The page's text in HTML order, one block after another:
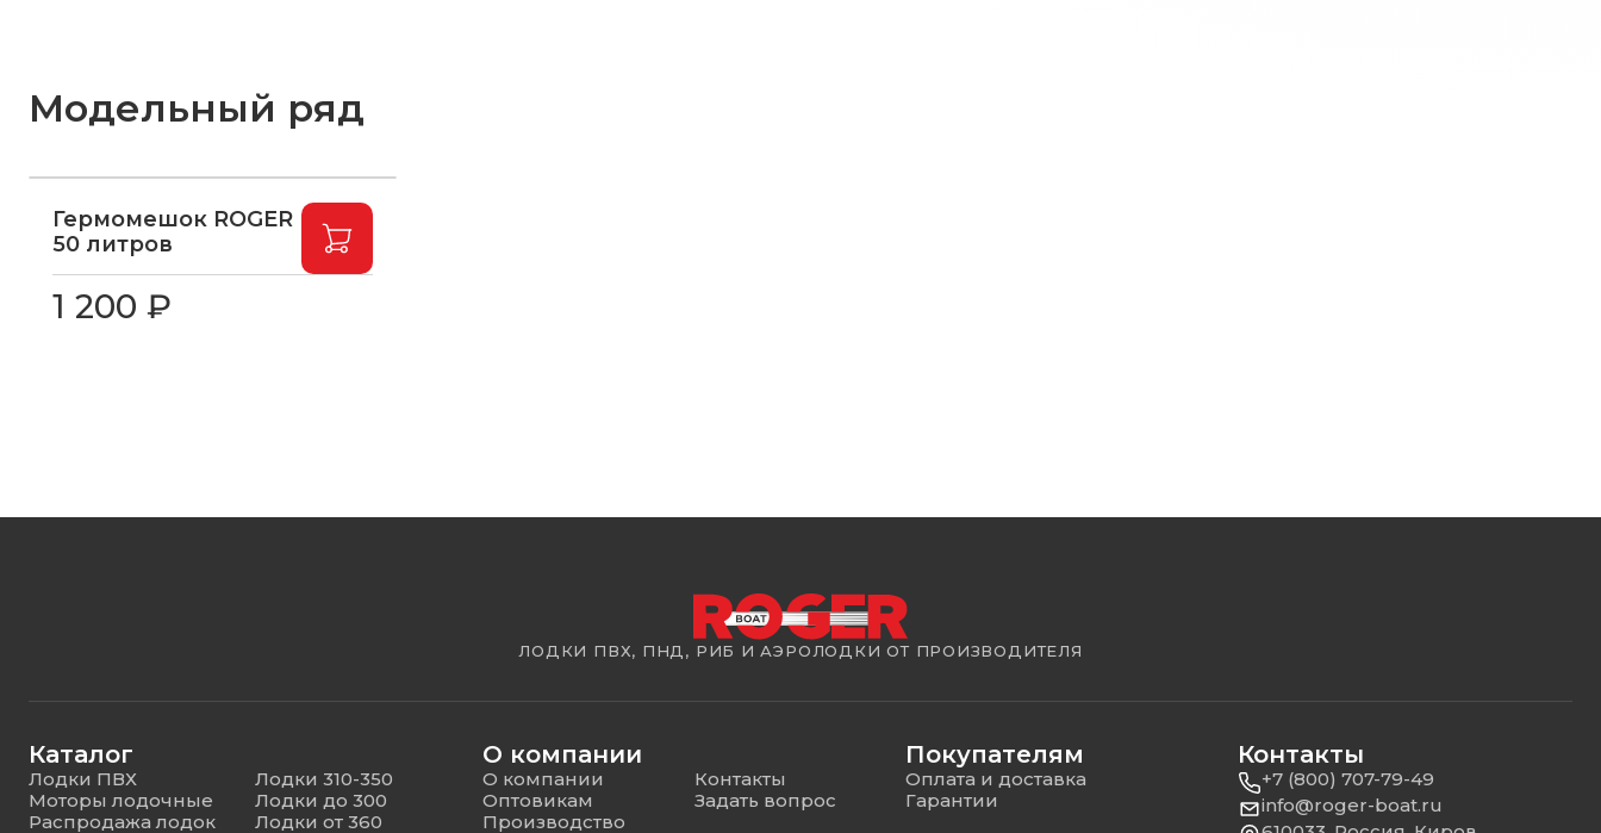
Модельный ряд
Гермомешок ROGER
50 литров
1 200 ₽
ЛОДКИ ПВХ, ПНД, РИБ И АЭРОЛОДКИ ОТ ПРОИЗВОДИТЕЛЯ
Каталог
Лодки ПВХ
Моторы лодочные
Распродажа лодок
Лодки 310-350
Лодки до 300
Лодки от 360
О компании
О компании
Оптовикам
Производство
Контакты
Задать вопрос
Покупателям
Оплата и доставка
Гарантии
Контакты
+7 (800) 707-79-49
info@roger-boat.ru